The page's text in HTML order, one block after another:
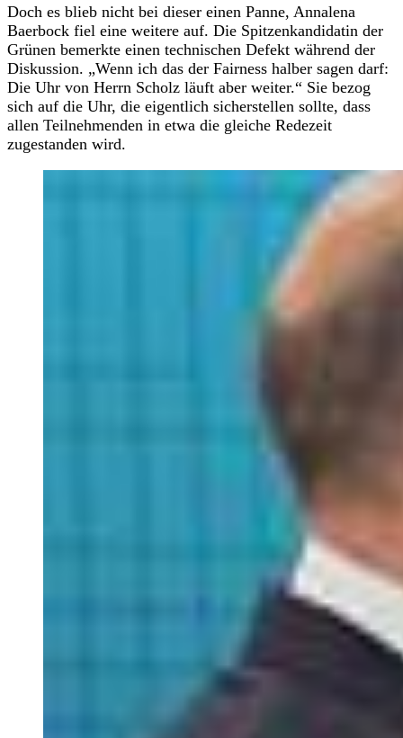
Doch es blieb nicht bei dieser einen Panne, Annalena
Baerbock fiel eine weitere auf. Die Spitzenkandidatin der
Grünen bemerkte einen technischen Defekt während der
Diskussion. „Wenn ich das der Fairness halber sagen darf:
Die Uhr von Herrn Scholz läuft aber weiter.“ Sie bezog
sich auf die Uhr, die eigentlich sicherstellen sollte, dass
allen Teilnehmenden in etwa die gleiche Redezeit
zugestanden wird.